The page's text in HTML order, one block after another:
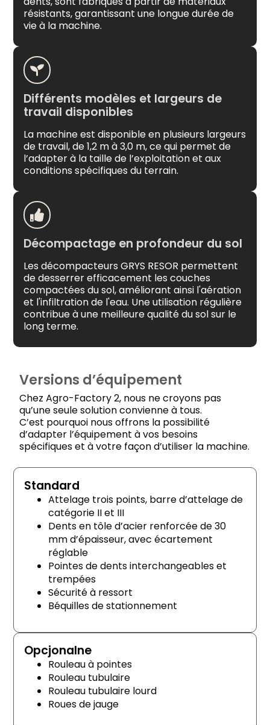
Versions d’équipement
Chez Agro-Factory 2, nous ne croyons pas
qu’une seule solution convienne à tous.
C’est pourquoi nous offrons la possibilité
d’adapter l’équipement à vos besoins
spécifiques et à votre façon d’utiliser la machine.
Standard
Attelage trois points, barre d’attelage de
catégorie II et III
Dents en tôle d’acier renforcée de 30
mm d’épaisseur, avec écartement
réglable
Pointes de dents interchangeables et
trempées
Sécurité à ressort
Béquilles de stationnement
Opcjonalne
Rouleau à pointes
Rouleau tubulaire
Rouleau tubulaire lourd
Roues de jauge
résistants, garantissant une longue durée de
vie à la machine.
Différents modèles et largeurs de
travail disponibles
La machine est disponible en plusieurs largeurs
de travail, de 1,2 m à 3,0 m, ce qui permet de
l’adapter à la taille de l’exploitation et aux
conditions spécifiques du terrain.
Décompactage en profondeur du sol
Les décompacteurs GRYS RESOR permettent
de desserrer efficacement les couches
compactées du sol, améliorant ainsi l'aération
et l'infiltration de l'eau. Une utilisation régulière
contribue à une meilleure qualité du sol sur le
long terme.